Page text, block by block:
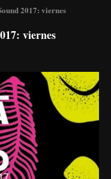
2017: viernes
viernes